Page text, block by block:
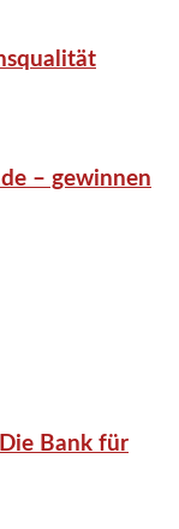
– gewinnen
Bank für